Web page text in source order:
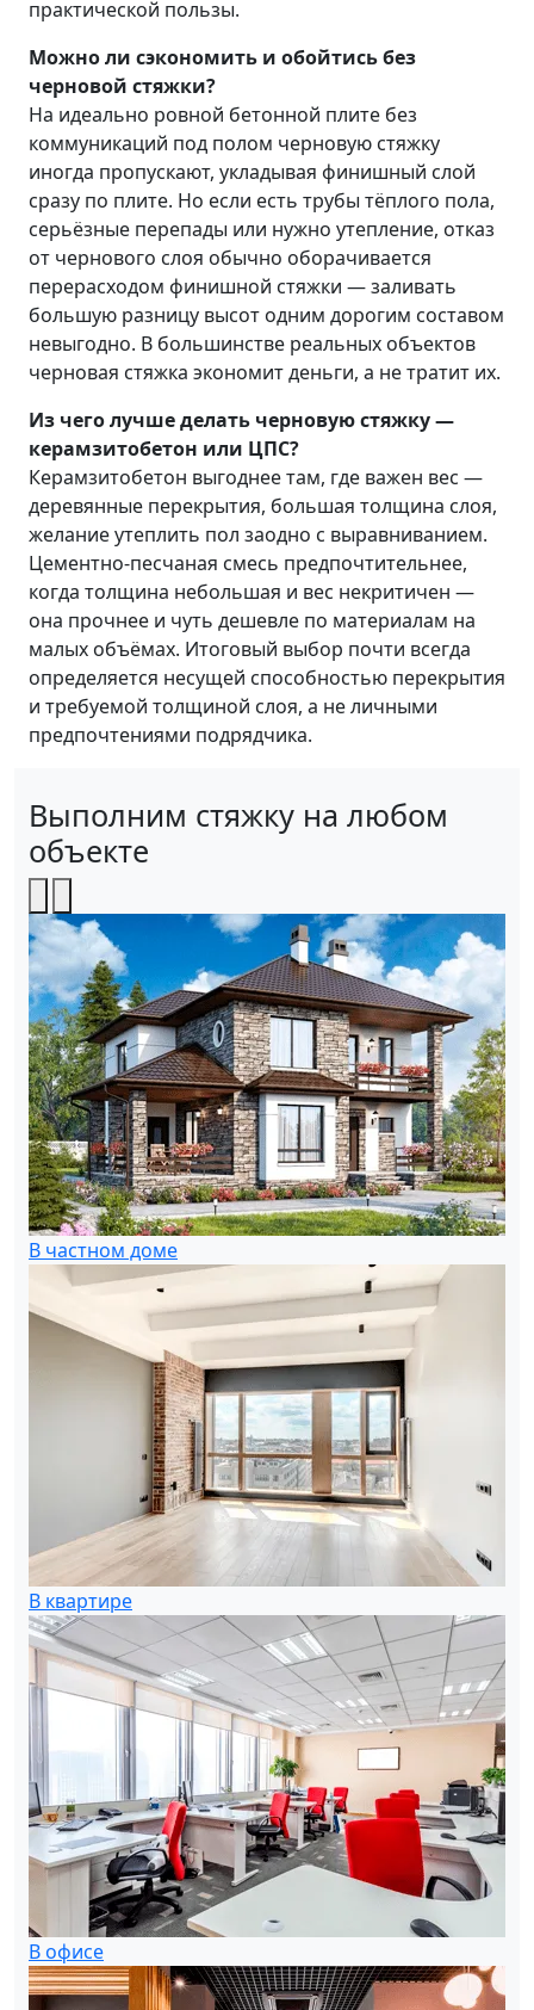
практической пользы.
Можно ли сэкономить и обойтись без
черновой стяжки?
На идеально ровной бетонной плите без
коммуникаций под полом черновую стяжку
иногда пропускают, укладывая финишный слой
сразу по плите. Но если есть трубы тёплого пола,
серьёзные перепады или нужно утепление, отказ
от чернового слоя обычно оборачивается
перерасходом финишной стяжки — заливать
большую разницу высот одним дорогим составом
невыгодно. В большинстве реальных объектов
черновая стяжка экономит деньги, а не тратит их.
Из чего лучше делать черновую стяжку —
керамзитобетон или ЦПС?
Керамзитобетон выгоднее там, где важен вес —
деревянные перекрытия, большая толщина слоя,
желание утеплить пол заодно с выравниванием.
Цементно-песчаная смесь предпочтительнее,
когда толщина небольшая и вес некритичен —
она прочнее и чуть дешевле по материалам на
малых объёмах. Итоговый выбор почти всегда
определяется несущей способностью перекрытия
и требуемой толщиной слоя, а не личными
предпочтениями подрядчика.
Выполним стяжку на любом
объекте
В частном доме
В квартире
В офисе